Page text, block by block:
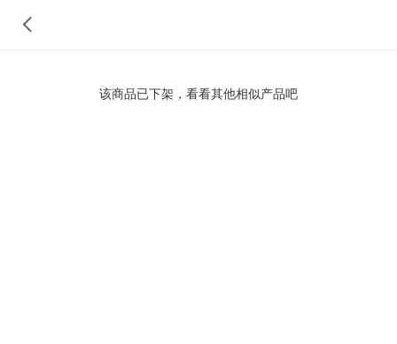
该商品已下架，看看其他相似产品吧